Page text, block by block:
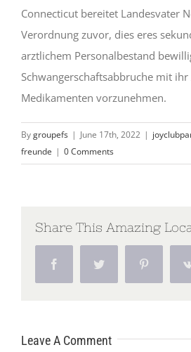
Connecticut bereitet Landesvater
Verordnung zuvor, dies eres
arztlichem Personalbestand
Schwangerschaftsabbruche mit
Medikamenten vorzunehmen.
Bygroupefs | June 17th, 2022 |
freunde | 0 Comments
Share This Amazing
Facebook Pinterest
Leave A Comment